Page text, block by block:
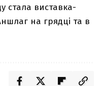
стала виставка-
на грядці та в